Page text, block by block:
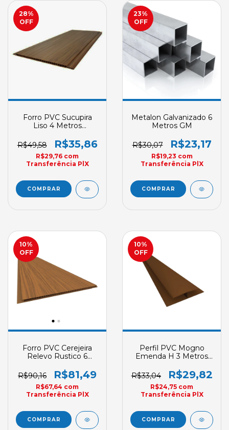
28%
OFF
Forro PVC Sucupira
Liso 4 Metros
8mm
R$49,58 R$35,86
R$29,76 com
Transferência PlX
23%
OFF
Metalon Galvanizado 6
Metros GM
R$30,07 R$23,17
R$19,23 com
Transferência PlX
10%
OFF
Forro PVC Cerejeira
Relevo Rustico 6
Seca 200mm X 7mm
R$90,16 R$81,49
R$67,64 com
Transferência PlX
10%
OFF
Perfil PVC Mogno
Emenda H 3 Metros
Sob Encomenda
R$33,04 R$29,82
R$24,75 com
Transferência PlX